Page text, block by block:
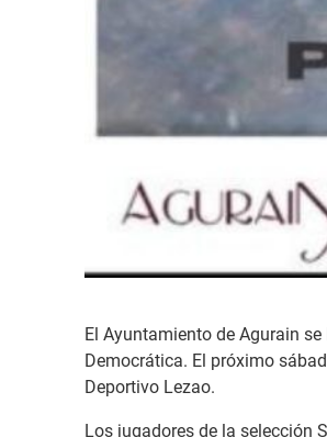
El Ayuntamiento de Agurain
Democrática. El próximo
Deportivo Lezao.
Los jugadores de la selección